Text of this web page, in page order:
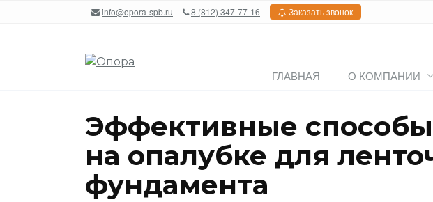
info@opora-spb.ru 8 (812) 347-77-16 Заказать звонок
ГЛАВНАЯ О КОМПАНИИ
Эффективные
на опалубке для
фундамента